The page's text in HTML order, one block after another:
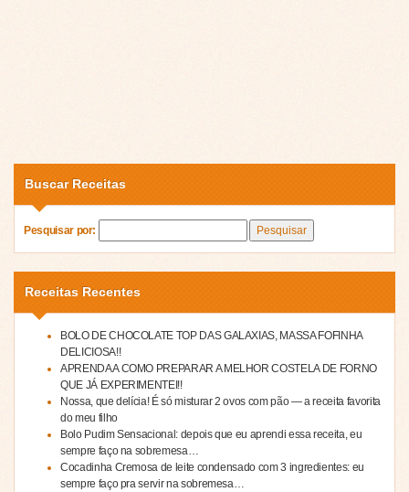
Buscar Receitas
Pesquisar por:
Receitas Recentes
BOLO DE CHOCOLATE TOP DAS GALAXIAS, MASSA FOFINHA
DELICIOSA!!
APRENDA A COMO PREPARAR A MELHOR COSTELA DE FORNO
QUE JÁ EXPERIMENTEI!!
Nossa, que delícia! É só misturar 2 ovos com pão — a receita favorita
do meu filho
Bolo Pudim Sensacional: depois que eu aprendi essa receita, eu
sempre faço na sobremesa…
Cocadinha Cremosa de leite condensado com 3 ingredientes: eu
sempre faço pra servir na sobremesa…